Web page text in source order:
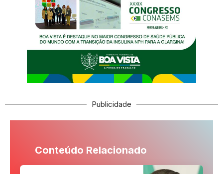
Publicidade
Conteúdo Relacionado